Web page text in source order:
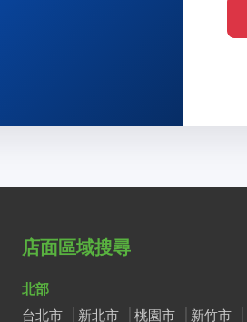
店面區域搜尋
北部
台北市
新北市 桃園市 新竹市